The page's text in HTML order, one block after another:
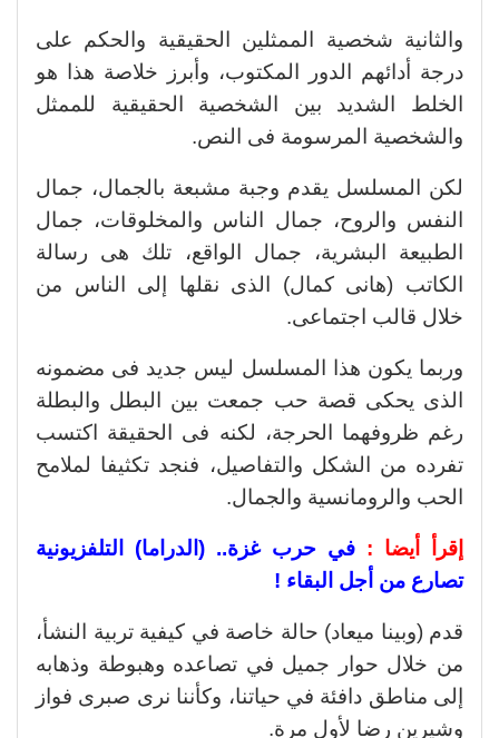
والثانية شخصية الممثلين الحقيقية والحكم على
درجة أدائهم الدور المكتوب، وأبرز خلاصة هذا هو
الخلط الشديد بين الشخصية الحقيقية للممثل
والشخصية المرسومة فى النص.
لكن المسلسل يقدم وجبة مشبعة بالجمال، جمال
النفس والروح، جمال الناس والمخلوقات، جمال
الطبيعة البشرية، جمال الواقع، تلك هى رسالة
الكاتب (هانى كمال) الذى نقلها إلى الناس من
خلال قالب اجتماعى.
وربما يكون هذا المسلسل ليس جديد فى مضمونه
الذى يحكى قصة حب جمعت بين البطل والبطلة
رغم ظروفهما الحرجة، لكنه فى الحقيقة اكتسب
تفرده من الشكل والتفاصيل، فنجد تكثيفا لملامح
الحب والرومانسية والجمال.
إقرأ أيضا : في حرب غزة.. (الدراما) التلفزيونية
تصارع من أجل البقاء !
قدم (وبينا ميعاد) حالة خاصة في كيفية تربية النشأ،
من خلال حوار جميل في تصاعده وهبوطة وذهابه
إلى مناطق دافئة في حياتنا، وكأننا نرى صبرى فواز
وشيرين رضا لأول مرة.